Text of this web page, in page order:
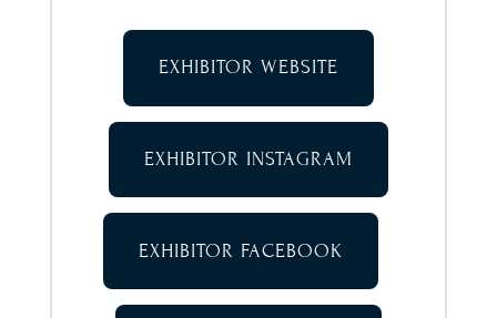
EXHIBITOR WEBSITE
EXHIBITOR INSTAGRAM
EXHIBITOR FACEBOOK